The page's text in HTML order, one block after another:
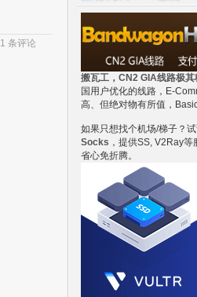
1 条评论
搬瓦工，CN2 GIA线路极其
国用户优化的线路，E-
高、但绝对物有所值，
如果只想找个机场/梯子？
Socks ，提供SS, V2Ray等
省心免折腾。